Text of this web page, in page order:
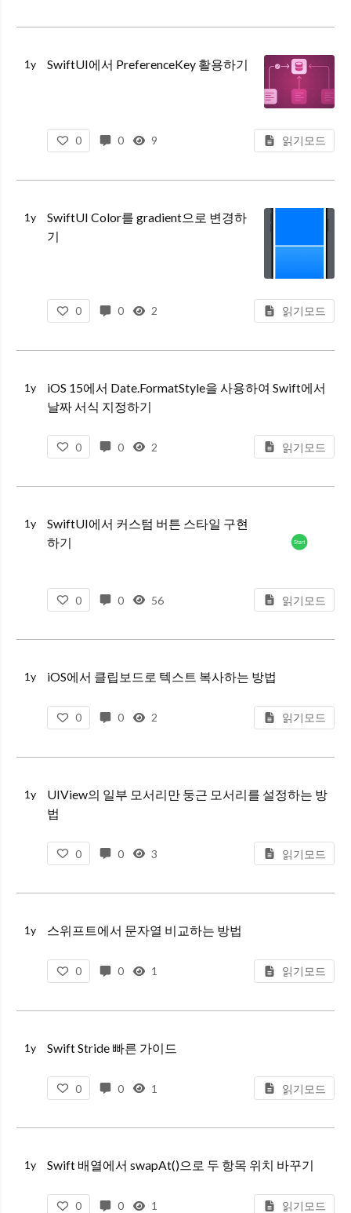
1y SwiftUI에서 PreferenceKey 활용하기
0 0 9 읽기모드
1y
SwiftUI Color를 gradient으로 변경하
기
0 0 2 읽기모드
1y
iOS 15에서 Date.FormatStyle을 사용하여 Swift에서
날짜 서식 지정하기
0 0 2 읽기모드
1y
SwiftUI에서 커스텀 버튼 스타일 구현
하기
0 0 56 읽기모드
1y iOS에서 클립보드로 텍스트 복사하는 방법
0 0 2 읽기모드
1y
UIView의 일부 모서리만 둥근 모서리를 설정하는 방
법
0 0 3 읽기모드
1y 스위프트에서 문자열 비교하는 방법
0 0 1 읽기모드
1y Swift Stride 빠른 가이드
0 0 1 읽기모드
1y Swift 배열에서 swapAt()으로 두 항목 위치 바꾸기
0 0 1 읽기모드